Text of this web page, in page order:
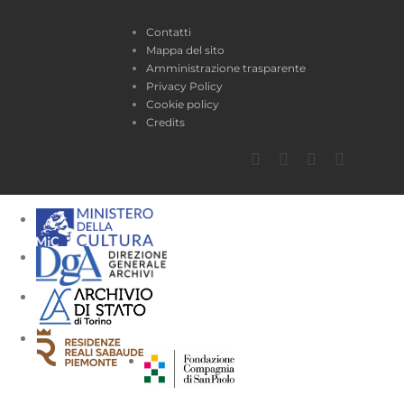
Contatti
Mappa del sito
Amministrazione trasparente
Privacy Policy
Cookie policy
Credits
Facebook
TwitterYouTube